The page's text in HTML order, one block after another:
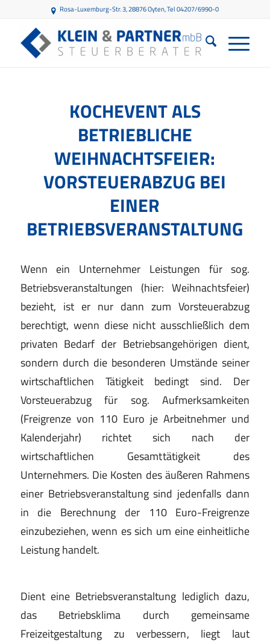
Rosa-Luxemburg-Str. 3, 28876 Oyten, Tel 04207/6990-0
KOCHEVENT ALS
BETRIEBLICHE
WEIHNACHTSFEIER:
VORSTEUERABZUG BEI
EINER
BETRIEBSVERANSTALTUNG
Wenn ein Unternehmer Leistungen fürsog.
Betriebsveranstaltungen (hier: Weihnachtsfeier)
bezieht, ist er nur dann zum Vorsteuerabzug
berechtigt, wenn diese nichtausschließlich dem
privaten Bedarf der Betriebsangehörigen dient,
sondern durch die besonderen Umstände seiner
wirtschaftlichen Tätigkeit bedingt sind. Der
Vorsteuerabzug
für sog.
Aufmerksamkeiten
(Freigrenze von 110 Euro je Arbeitnehmer und
Kalenderjahr) richtet sich nach der
wirtschaftlichen Gesamttätigkeit des
Unternehmers. Die Kosten des äußeren Rahmens
einer Betriebsveranstaltung sind jedenfalls dann
in die Berechnung der
110 Euro-Freigrenze
einzubeziehen, wenn es sich um eine einheitliche
Leistunghandelt.
Dient eine Betriebsveranstaltung lediglich dazu,
das Betriebsklima
durch gemeinsame
Freizeitgestaltung zu verbessern, liegt laut